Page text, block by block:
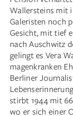
Wallersteins mit
Galeristen noch
Gesicht, mit tief
nach Auschwitz
gelingt es Vera
magenkranken
Berliner
stirbt 1944 mit
wo er sich einer